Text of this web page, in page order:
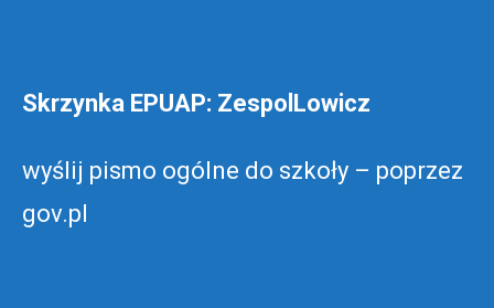
Skrzynka EPUAP: ZespolLowicz
wyślij pismo ogólne do szkoły – poprzez
gov.pl